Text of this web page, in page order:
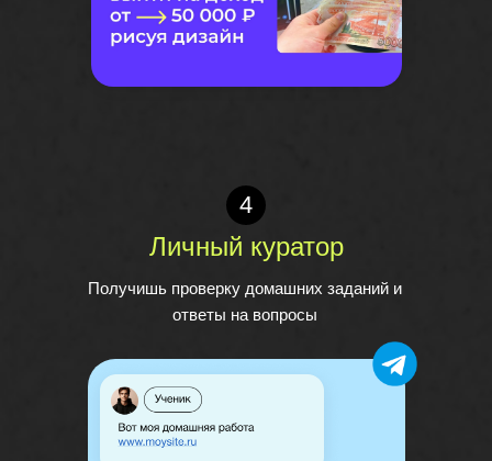
Получишь проверку домашних заданий и
ответы на вопросы
Личный куратор
4